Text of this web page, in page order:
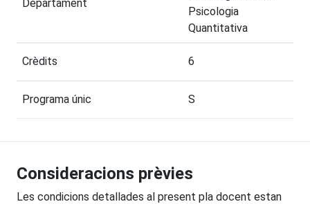
Departament
Psicologia
Quantitativa
Crèdits 6
Programa únic S
Consideracions prèvies
Les condicions detallades al present pla docent estan